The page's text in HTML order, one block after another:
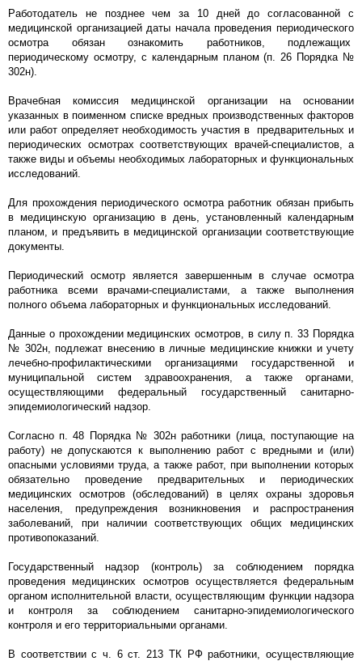
Работодатель не позднее чем за 10 дней до согласованной с
медицинской организацией даты начала проведения периодического
осмотра обязан ознакомить работников, подлежащих
периодическому осмотру, с календарным планом (п. 26 Порядка №
302н).
Врачебная комиссия медицинской организации на основании
указанных в поименном списке вредных производственных факторов
или работ определяет необходимость участия в предварительных и
периодических осмотрах соответствующих врачей-специалистов, а
также виды и объемы необходимых лабораторных и функциональных
исследований.
Для прохождения периодического осмотра работник обязан прибыть
в медицинскую организацию в день, установленный календарным
планом, и предъявить в медицинской организации соответствующие
документы.
Периодический осмотр является завершенным в случае осмотра
работника всеми врачами-специалистами, а также выполнения
полного объема лабораторных и функциональных исследований.
Данные о прохождении медицинских осмотров, в силу п. 33 Порядка
№ 302н, подлежат внесению в личные медицинские книжки и учету
лечебно-профилактическими организациями государственной и
муниципальной систем здравоохранения, а также органами,
осуществляющими федеральный государственный санитарно-
эпидемиологический надзор.
Согласно п. 48 Порядка № 302н работники (лица, поступающие на
работу) не допускаются к выполнению работ с вредными и (или)
опасными условиями труда, а также работ, при выполнении которых
обязательно проведение предварительных и периодических
медицинских осмотров (обследований) в целях охраны здоровья
населения, предупреждения возникновения и распространения
заболеваний, при наличии соответствующих общих медицинских
противопоказаний.
Государственный надзор (контроль) за соблюдением порядка
проведения медицинских осмотров осуществляется федеральным
органом исполнительной власти, осуществляющим функции надзора
и контроля за соблюдением санитарно-эпидемиологического
контроля и его территориальными органами.
В соответствии с ч. 6 ст. 213 ТК РФ работники, осуществляющие